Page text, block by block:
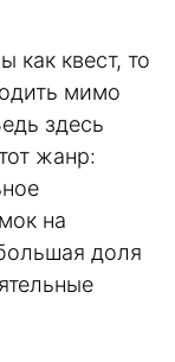
как квест, то
мимо
здесь
жанр:
на
доля